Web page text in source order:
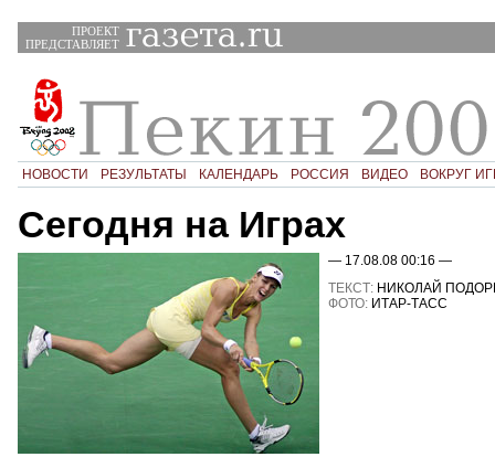
ПРОЕКТ
ПРЕДСТАВЛЯЕТ
НОВОСТИ РЕЗУЛЬТАТЫ КАЛЕНДАРЬ РОССИЯ ВИДЕО ВОКРУГ
Сегодня на Играх
— 17.08.08 00:16 —
ТЕКСТ: НИКОЛАЙ
ФОТО: ИТАР-ТАСС